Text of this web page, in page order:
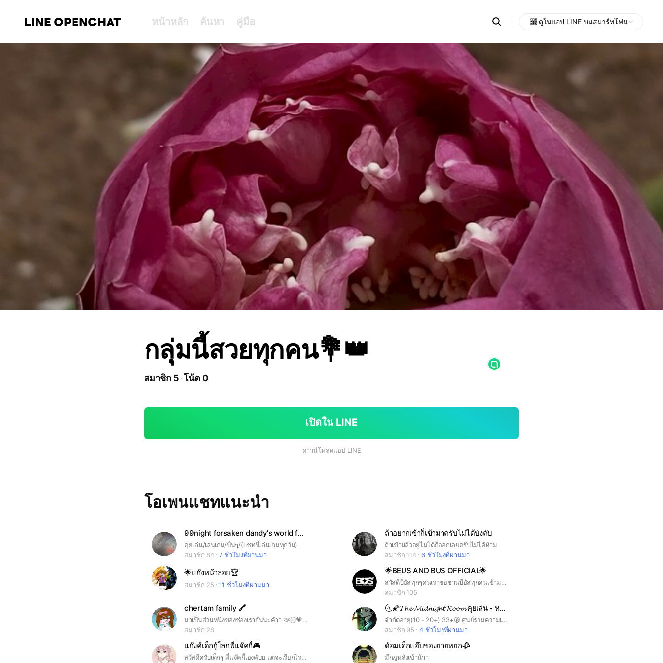
LINE OPENCHAT หน้าหลัก ค้นหา คู่มือ Search
OpenChats
messages
search
ดูในแอป LINE บนสมาร์ทโฟน
กลุ่มนี้สวยทุกคน💐👑
สมาชิก 5 โน้ต 0
เปิดใน LINE
ดาวน์โหลดแอป LINE
โอเพนแชทแนะนำ
99night forsaken dandy's world fnaf 4เกมในแชทเดียว
คุยเล่น/เล่นเกม/ปั่นๆ/(แชทนี้เล่นเกมทุกวัน)
สมาชิก 84
7 ชั่วโมงที่ผ่านมา
ถ้าอยากเข้าก็เข้ามาครับไม่ได้บังคับ
ถ้าเข้าแล้วอยู่ไม่ได้ก็ออกเลยครับไม่ได้ห้าม
สมาชิก 114
6 ชั่วโมงที่ผ่านมา
🌟แก๊งหน้าลอย🏆
สมาชิก 25 11 ชั่วโมงที่ผ่านมา
🌟BEUS AND BUS OFFICIAL🌟
สวัสดีบีอัสทุกๆคนเราขอชวนบีอัสทุกคนเข้ามาร่วมกันอยู่ในกล่มนี้คุยเรื่องบัสด้วยกันน้าาาา ขอหนึ่งอย่าง ทุกคนต้องตั้งโปรไฟล์เป็นรูปคนที่เมนในวงนะ 10คนแรกแอด *กฎกลุ่มเราก็เหมื่อนกฎกลุ่มอื่นเลยนะจ๊ะ*#BUS because of you i shine # BEUS #BE WITH BUS # LETS ALL BE FRIENDS
สมาชิก 105
chertam family 🖍️
มาเป็นส่วนหนึ่งของช่องเรากันนะค้าา 🫶🏻💗 ทุกคนรักๆ เลิ้ปๆกันเข้าไว้ ไม่ทะเลาะกันน ใครที่อยากเล่นด้วย แอดเรามาชื่อ impxmchanokk รับรักทุกคนน ด้อมนี้รับแอดมินตอนนี้ 3/3 คนน 🖍️ มาสมัครกันด้าย ต้องผ่านเกณฑ์✅✨(เค้าจะประเมินเอง) 👽
สมาชิก 28
🌜🌠𝓣𝓱𝓮 𝓜𝓲𝓭𝓷𝓲𝓰𝓱𝓽 𝓡𝓸𝓸𝓶 คุยเล่น - หาเพื่อน หาแฟน (24ชม.)🗿
จำกัดอายุ(10 - 20+) 33+🚷 ศูนย์รวมความเป็นคน และมีแพะรับบาป แอดใหญ่รับคำปรึกษา อะไรต่างๆ กันได้🛂 ห้องนี้อยู่กันแบบครอบครัว + แอดใหญ่ดีดๆᕙ⁠(͡⁠°⁠‿⁠ ͡⁠°⁠)ᕙ🗯🗯 🥸🤳กฎคือ - เรื้อนได้บ้าง แต่อย่ารบกวน⛔ คนที่ไม่อยากเล่นด้วยnot all🛑 จะมีคำหยาบ สบถบ้างบางท่านระวัง กันด้วย🙏🙏🙏🙏❤️‍🩹 เพื่อความปลอดภัยของทุกๆท่าน✔️ - จะใ่ส่หน้าเรียลได้หรือไม่ แล้วแต่สะดวก ⚠️ไม่ตั้ง🔞 เกินไป - ห้ามทะเลาะกันเกินไป มีอะไรแจ้งแอดได้เลย✔️ ถ้าหากเกิดเหตุการณ์ไม่ดีอีกจะมีการเตือน⚠️ - ส่งมีมกันได้ เนื่องจากห้องนี้มีแต่เด็กๆ เพื่อความสร้างสรรค์ สนุกสนานแอดจะได้รู้สึกสนุกด้วย✔️ ขอให้เข้าร่วมอพช.เราอย่างสนุก〰️💤
สมาชิก 95
4 ชั่วโมงที่ผ่านมา
แก๊งค์เด็กกู้โลกพี่แจ๊คกี้🎮
สวัสดีครับเด็กๆ พี่แจ๊คกี้เองคับบ แต่จะเรียกไรเรียกได้เลยยย มาสร้าวคอมมูที่น่ารักๆกันน้าาาา❤️🤏
ด้อมเด็กแอ๊บของยายหยก🥀
มีกฎหลังเข้าน้าา